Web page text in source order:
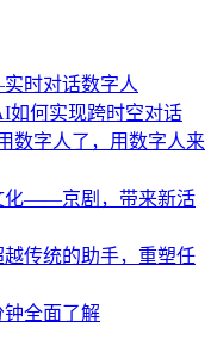
时对话数字人
如何实现跨时空对话
数字人了，用数字人来
化——京剧，带来新活
传统的助手，重塑任
全面了解